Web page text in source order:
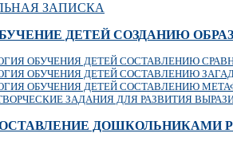
ЗАПИСКА
ДЕТЕЙ СОЗДАНИЮ
ОБУЧЕНИЯ ДЕТЕЙ СОСТАВЛЕНИЮ
ОБУЧЕНИЯ ДЕТЕЙ СОСТАВЛЕНИЮ
ОБУЧЕНИЯ ДЕТЕЙ СОСТАВЛЕНИЮ
ЗАДАНИЯ ДЛЯ РАЗВИТИЯ
ДОШКОЛЬНИКАМИ